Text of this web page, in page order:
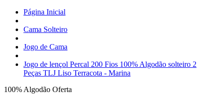
Página Inicial
Cama Solteiro
Jogo de Cama
Jogo de lençol Percal 200 Fios 100% Algodão solteiro 2
Peças TLJ Liso Terracota - Marina
100% Algodão Oferta